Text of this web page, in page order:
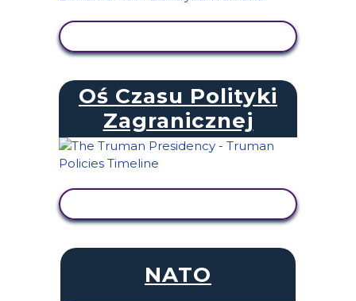
Oś Czasu Polityki
Zagranicznej
NATO